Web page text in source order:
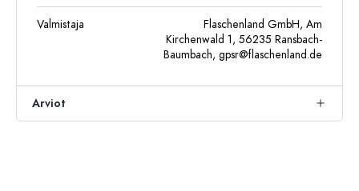
Valmistaja
Flaschenland GmbH, Am
Kirchenwald 1, 56235 Ransbach-
Baumbach, gpsr@flaschenland.de
Arviot